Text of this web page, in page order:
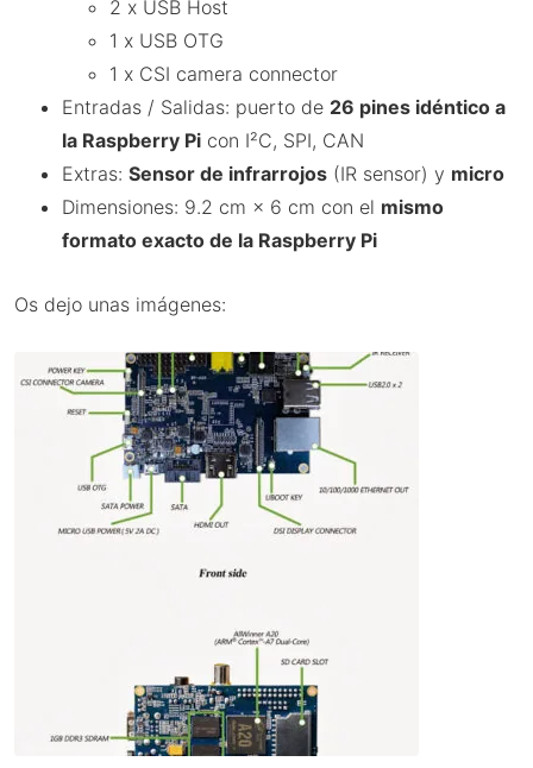
2 x USB Host
1 x USB OTG
1 x CSI camera connector
Entradas / Salidas: puerto de 26 pines idéntico a
la Raspberry Pi con I²C, SPI, CAN
Extras: Sensor de infrarrojos (IR sensor) y micro
Dimensiones: 9.2 cm × 6 cm con el mismo
formato exacto de la Raspberry Pi
Os dejo unas imágenes: